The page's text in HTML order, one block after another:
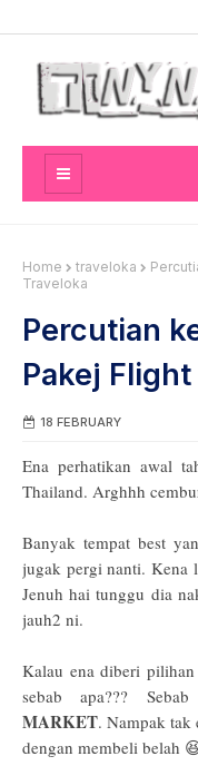
Home traveloka
Traveloka
Percutian
Pakej
18 FEBRUARY
Ena perhatikan awal
Thailand. Arghhh
Banyak tempat best
jugak pergi nanti. Kena
Jenuh hai tunggu dia
jauh2 ni.
Kalau ena diberi
sebab apa???
MARKET. Nampak tak
dengan membeli belah